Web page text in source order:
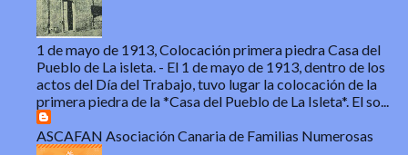
1 de mayo de 1913, Colocación primera piedra Casa del
Pueblo de La isleta. - El 1 de mayo de 1913, dentro de los
actos del Día del Trabajo, tuvo lugar la colocación de la
primera piedra de la *Casa del Pueblo de La Isleta*. El so...
ASCAFAN Asociación Canaria de Familias Numerosas